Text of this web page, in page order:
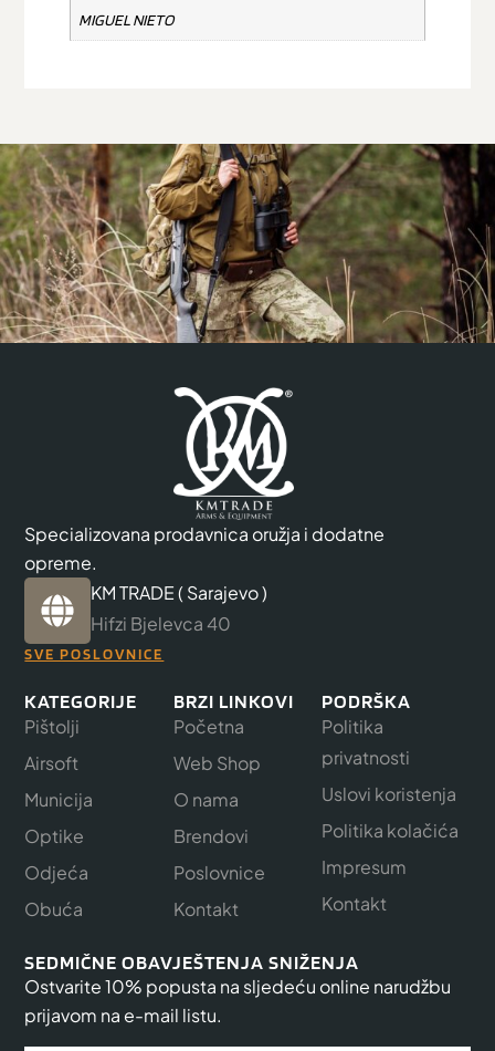
MIGUEL NIETO
Specializovana prodavnica oružja i dodatne
opreme.
KM TRADE ( Sarajevo )
Hifzi Bjelevca 40
SVE POSLOVNICE
KATEGORIJE
Pištolji
Airsoft
Municija
Optike
Odjeća
Obuća
BRZI LINKOVI
Početna
Web Shop
O nama
Brendovi
Poslovnice
Kontakt
PODRŠKA
Politika
privatnosti
Uslovi koristenja
Politika kolačića
Impresum
Kontakt
SEDMIČNE OBAVJEŠTENJA SNIŽENJA
Ostvarite 10% popusta na sljedeću online narudžbu
prijavom na e-mail listu.